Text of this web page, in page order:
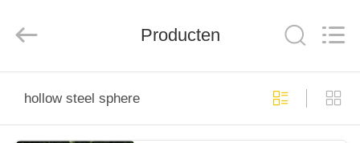
PRODUCTEN
Services
Producten
hollow steel sphere